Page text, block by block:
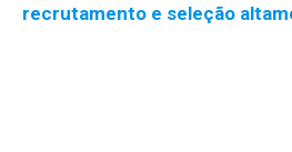
recrutamento e seleção